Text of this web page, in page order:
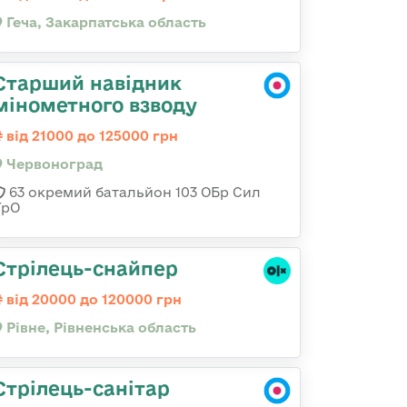
Геча, Закарпатська область
навідник
взводу
від 21000 до 125000 грн
Червоноград
63 окремий батальйон 103 ОБр Сил
снайпер
від 20000 до 120000 грн
Рівне, Рівненська область
санітар